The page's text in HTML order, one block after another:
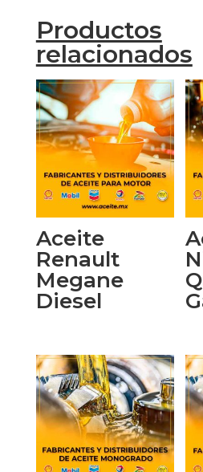
Productos
relacionados
Aceite
Renault
Megane
Diesel